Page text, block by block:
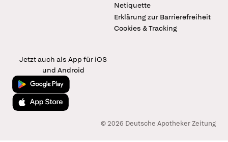
Netiquette
Erklärung zur Barrierefreiheit
Cookies & Tracking
Jetzt auch als App für iOS
und Android
Jetzt bei Google Play
Laden im App Store
© 2026 Deutsche Apotheker Zeitung